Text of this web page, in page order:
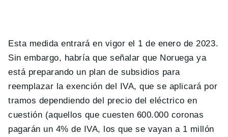
Esta medida entrará en vigor el 1 de enero de 2023.
Sin embargo, habría que señalar que Noruega ya
está preparando un plan de subsidios para
reemplazar la exención del IVA, que se aplicará por
tramos dependiendo del precio del eléctrico en
cuestión (aquellos que cuesten 600.000 coronas
pagarán un 4% de IVA, los que se vayan a 1 millón